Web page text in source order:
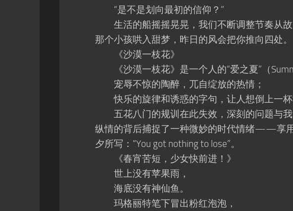
“是不是划向最初的信仰？”
生活的船摇摇晃晃，我们不断调整节奏从故
那个小孩哄入甜梦，昨日的风会把你推向四处。
《沙漠一枝花》
《沙漠一枝花》是一个人的“爱之夏”（
宠辱不惊的陶醉，兀自绽放的热情；
快乐的旋律和诱惑的字句，让人想倒上一杯
五花八门的规训在此失效，深刻的问题与我
纵情的背后捕捉了一种微妙的时代情绪——享
夕所写：“You got nothing to lose”。
《春宵苦短，少女快前进！》
世上没有苹果雨，
海底没有神仙鱼。
玛格丽特笔下冒出粉红泡泡，